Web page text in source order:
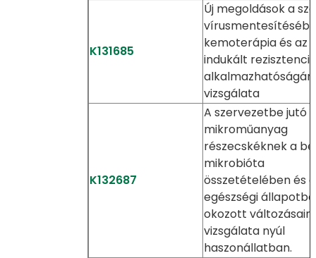
K131685
Új megoldások a
kemoterápia és az
indukált rezisztencia
vizsgálata
K132687
A szervezetbe jutó
mikroműanyag
részecskéknek a
mikrobióta
összetételében és
egészségi
okozott
vizsgálata nyúl
haszonállatban.